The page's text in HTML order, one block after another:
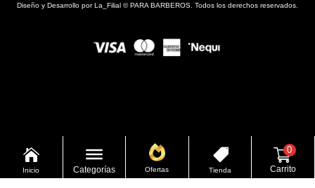
Diseño y Desarrollo porLa_Filial ©PARA BARBEROS. Todos los derechos reservados.

Inicio Categorías Ofertas

Tienda
0
Carrito